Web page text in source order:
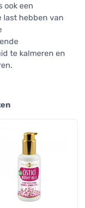
ook een
last hebben van
te kalmeren en